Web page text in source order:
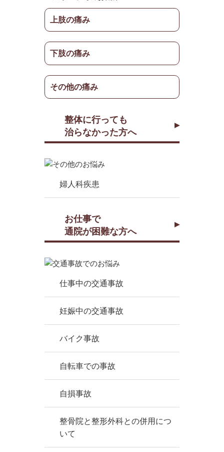
上肢の痛み
下肢の痛み
その他の痛み
整体に行っても
治らなかった方へ
婦人科疾患
お仕事で
通院が困難な方へ
仕事中の交通事故
妊娠中の交通事故
バイク事故
自転車での事故
自損事故
整骨院と整形外科との併用につ
いて